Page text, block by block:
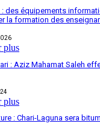
: des équipements
la formation des
plus
: Aziz Mahamat Saleh
plus
: Chari-Laguna sera